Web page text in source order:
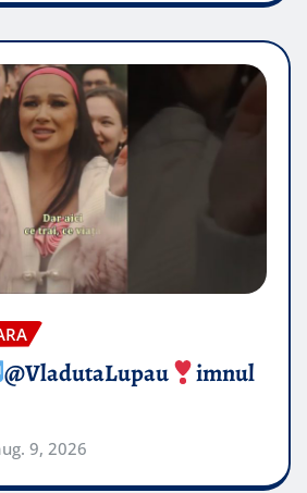
@VladutaLupau
imnul
9, 2026